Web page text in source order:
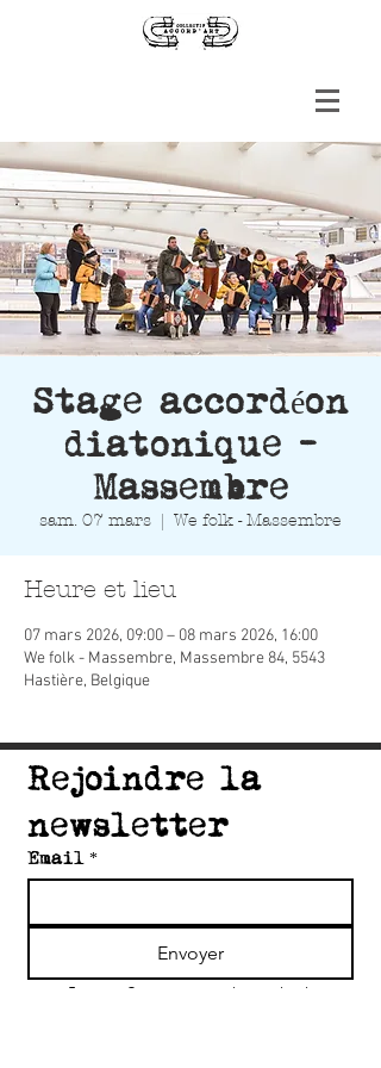
Stage accordéon
diatonique -
Massembre
sam. 07 mars
  |
We folk - Massembre
Heure et lieu
07 mars 2026, 09:00 – 08 mars 2026, 16:00
We folk - Massembre, Massembre 84, 5543
Hastière, Belgique
Rejoindre la
newsletter
Email *
Envoyer
Je confirme mon inscription